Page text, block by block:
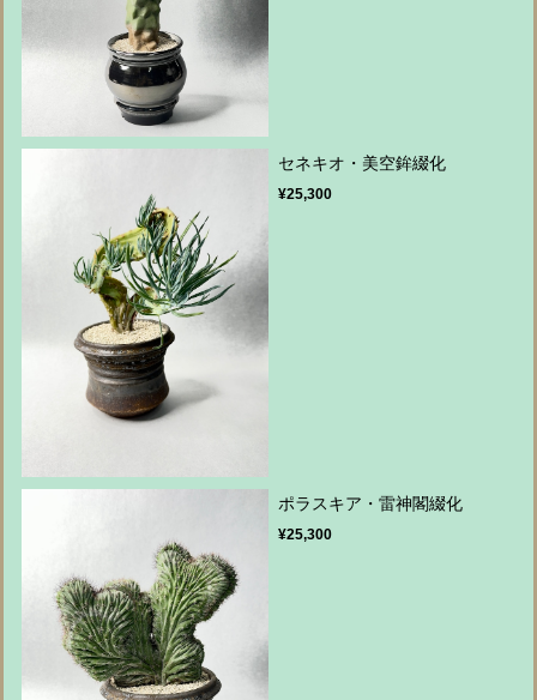
セネキオ・美空鉾綴化
¥25,300
ポラスキア・雷神閣綴化
¥25,300